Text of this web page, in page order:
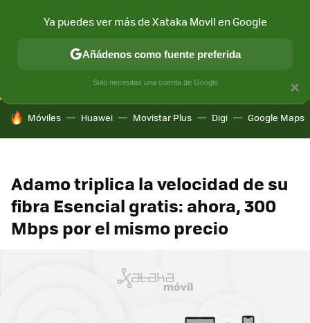
CONECTIVIDAD MÓVIL Y SOCIEDAD APLICACIONES
HOY SE HABLA DE
Móviles Huawei Movistar Plus Digi Google Maps
Adamo triplica la velocidad de su
fibra Esencial gratis: ahora, 300
Mbps por el mismo precio
×
Ya puedes ver más de Xataka Movil en Google
Añádenos como fuente preferida
Solo necesitas una cuenta de Google